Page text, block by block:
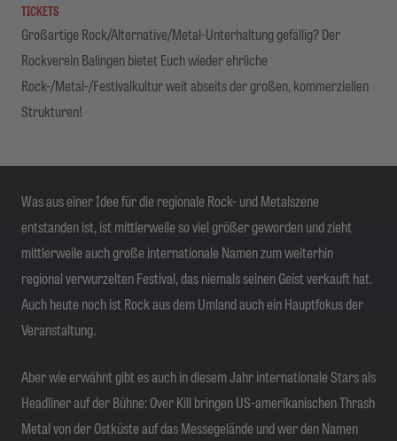
TICKETS
Großartige Rock/Alternative/Metal-Unterhaltung gefällig? Der
Rockverein Balingen bietet Euch wieder ehrliche
Rock-/Metal-/Festivalkultur weit abseits der großen, kommerziellen
Strukturen!
Was aus einer Idee für die regionale Rock- und Metalszene
entstanden ist, ist mittlerweile so viel größer geworden und zieht
mittlerweile auch große internationale Namen zum weiterhin
regional verwurzelten Festival, das niemals seinen Geist verkauft hat.
Auch heute noch ist Rock aus dem Umland auch ein Hauptfokus der
Veranstaltung.
Aber wie erwähnt gibt es auch in diesem Jahr internationale Stars als
Headliner auf der Bühne: Over Kill bringen US-amerikanischen Thrash
Metal von der Ostküste auf das Messegelände und wer den Namen